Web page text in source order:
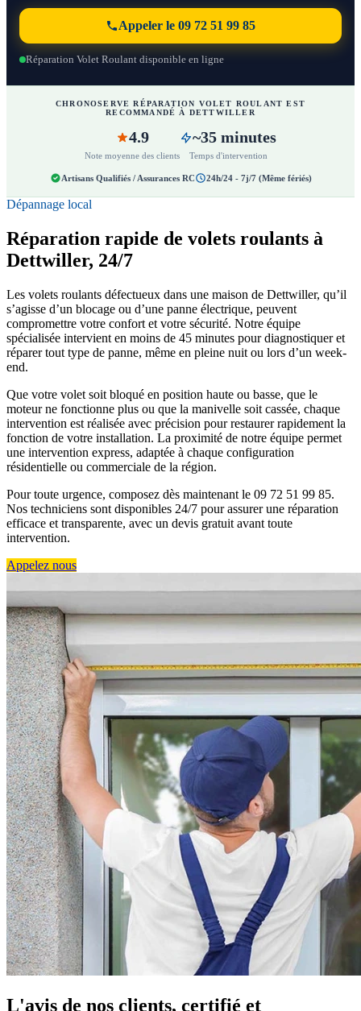
Appeler le 09 72 51 99 85
Réparation Volet Roulant disponible en ligne
CHRONOSERVE RÉPARATION VOLET ROULANT EST
RECOMMANDÉ À DETTWILLER
4.9
Note moyenne des clients
~35 minutes
Temps d'intervention
Artisans Qualifiés / Assurances RC 24h/24 - 7j/7 (Même fériés)
Dépannage local
Réparation rapide de volets roulants à
Dettwiller, 24/7
Les volets roulants défectueux dans une maison de Dettwiller, qu’il
s’agisse d’un blocage ou d’une panne électrique, peuvent
compromettre votre confort et votre sécurité. Notre équipe
spécialisée intervient en moins de 45 minutes pour diagnostiquer et
réparer tout type de panne, même en pleine nuit ou lors d’un week-
end.
Que votre volet soit bloqué en position haute ou basse, que le
moteur ne fonctionne plus ou que la manivelle soit cassée, chaque
intervention est réalisée avec précision pour restaurer rapidement la
fonction de votre installation. La proximité de notre équipe permet
une intervention express, adaptée à chaque configuration
résidentielle ou commerciale de la région.
Pour toute urgence, composez dès maintenant le 09 72 51 99 85.
Nos techniciens sont disponibles 24/7 pour assurer une réparation
efficace et transparente, avec un devis gratuit avant toute
intervention.
Appelez nous
L'avis de nos clients, certifié et